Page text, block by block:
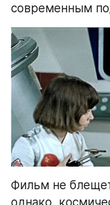
современным
Фильм не